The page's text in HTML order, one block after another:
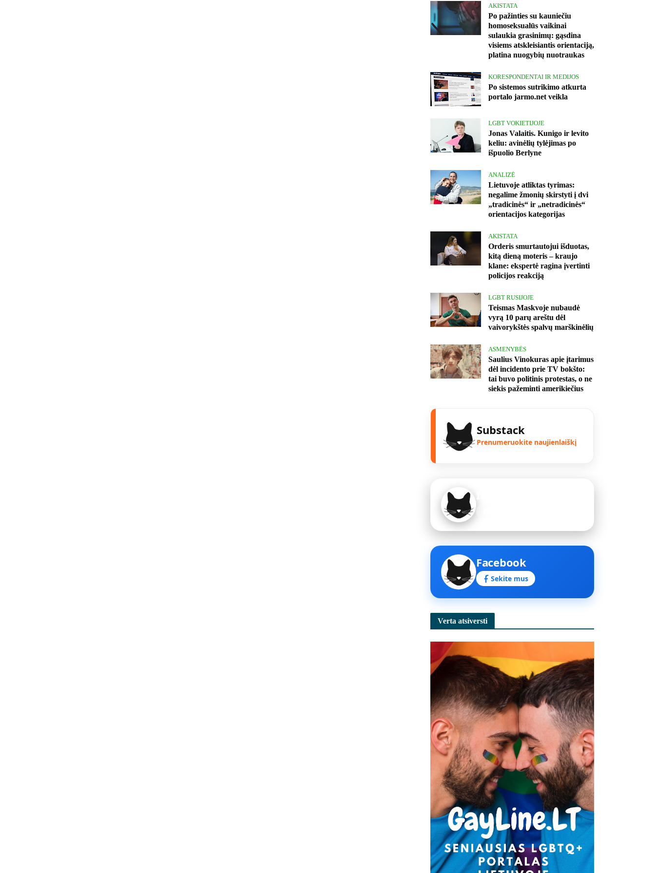
AKISTATA
Po pažinties su kauniečiu
homoseksualūs vaikinai
sulaukia grasinimų: gąsdina
visiems atskleisiantis orientaciją,
platina nuogybių nuotraukas
KORESPONDENTAI IR MEDIJOS
Po sistemos sutrikimo atkurta
portalo jarmo.net veikla
LGBT VOKIETIJOJE
Jonas Valaitis. Kunigo ir levito
keliu: avinėlių tylėjimas po
išpuolio Berlyne
ANALIZĖ
Lietuvoje atliktas tyrimas:
negalime žmonių skirstyti į dvi
„tradicinės“ ir „netradicinės“
orientacijos kategorijas
AKISTATA
Orderis smurtautojui išduotas,
kitą dieną moteris – kraujo
klane: ekspertė ragina įvertinti
policijos reakciją
LGBT RUSIJOJE
Teismas Maskvoje nubaudė
vyrą 10 parų areštu dėl
vaivorykštės spalvų marškinėlių
ASMENYBĖS
Saulius Vinokuras apie įtarimus
dėl incidento prie TV bokšto:
tai buvo politinis protestas, o ne
siekis pažeminti amerikiečius
Substack
Prenumeruokite naujienlaiškį
Facebook
Sekite mus
Verta atsiversti